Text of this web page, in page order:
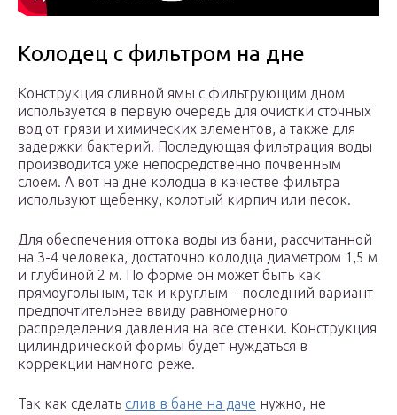
Колодец с фильтром на дне
Конструкция сливной ямы с фильтрующим дном
используется в первую очередь для очистки сточных
вод от грязи и химических элементов, а также для
задержки бактерий. Последующая фильтрация воды
производится уже непосредственно почвенным
слоем. А вот на дне колодца в качестве фильтра
используют щебенку, колотый кирпич или песок.
Для обеспечения оттока воды из бани, рассчитанной
на 3-4 человека, достаточно колодца диаметром 1,5 м
и глубиной 2 м. По форме он может быть как
прямоугольным, так и круглым – последний вариант
предпочтительнее ввиду равномерного
распределения давления на все стенки. Конструкция
цилиндрической формы будет нуждаться в
коррекции намного реже.
Так как сделать слив в бане на даче нужно, не